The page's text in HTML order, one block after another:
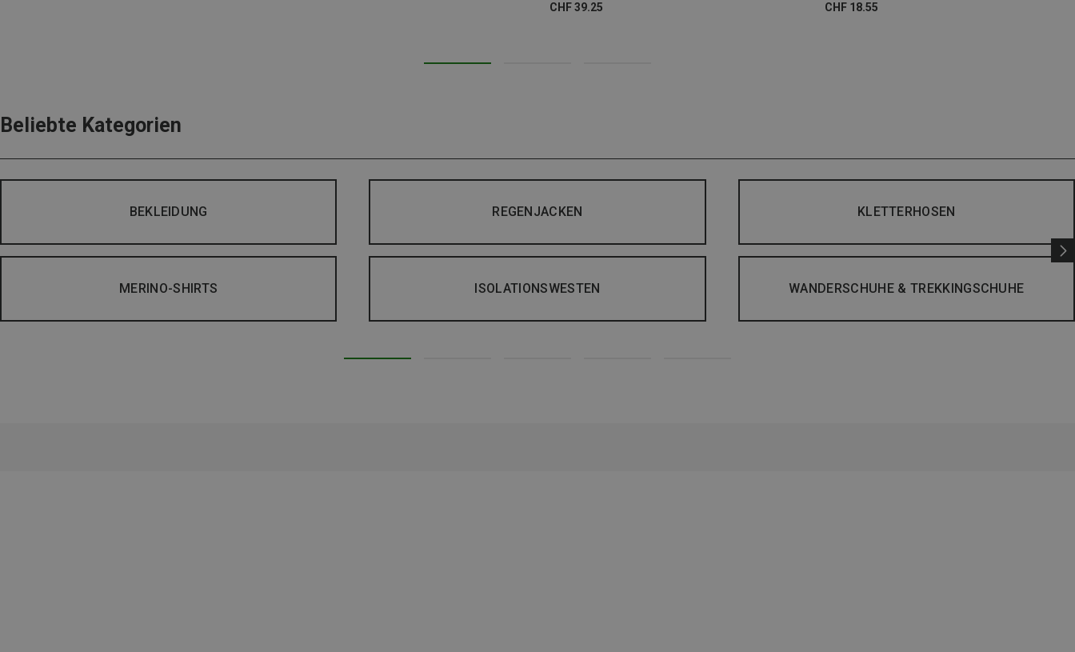
CHF 39.25
CHF 18.55
Beliebte Kategorien
BEKLEIDUNG REGENJACKEN KLETTERHOSEN
MERINO-SHIRTS ISOLATIONSWESTEN WANDERSCHUHE & TREKKINGSCHUHE